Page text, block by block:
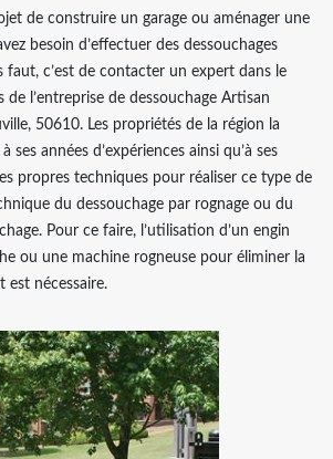
de construire un garage ou aménager une
besoin d’effectuer des dessouchages
faut, c’est de contacter un expert dans le
de l’entreprise de dessouchage Artisan
50610. Les propriétés de la région la
ses années d’expériences ainsi qu’à ses
propres techniques pour réaliser ce type de
du dessouchage par rognage ou du
Pour ce faire, l’utilisation d’un engin
ou une machine rogneuse pour éliminer la
est nécessaire.